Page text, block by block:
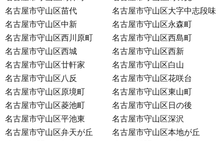
名古屋市守山区苗代
名古屋市守山区大字中志段味
名古屋市守山区中新
名古屋市守山区永森町
名古屋市守山区西川原町
名古屋市守山区西島町
名古屋市守山区西城
名古屋市守山区西新
名古屋市守山区廿軒家
名古屋市守山区白山
名古屋市守山区八反
名古屋市守山区花咲台
名古屋市守山区原境町
名古屋市守山区東山町
名古屋市守山区菱池町
名古屋市守山区日の後
名古屋市守山区平池東
名古屋市守山区深沢
名古屋市守山区弁天が丘
名古屋市守山区本地が丘